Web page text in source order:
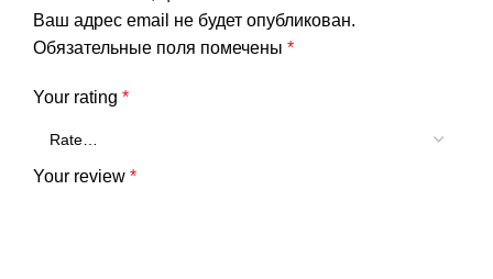
Ваш адрес email не будет опубликован.
Обязательные поля помечены *
Your rating *
Your review *